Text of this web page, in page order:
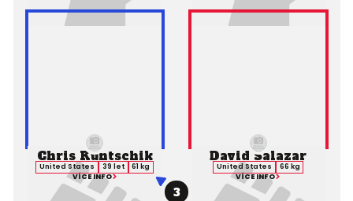
Chris Kuntschik
United States 39 let
61 kg
VÍCE INFO
3
David Salazar
United States
66 kg
VÍCE INFO